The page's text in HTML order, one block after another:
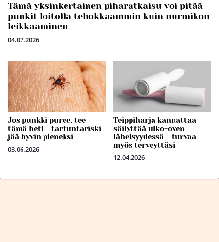
Tämä yksinkertainen piharatkaisu voi pitää
punkit loitolla tehokkaammin kuin nurmikon
leikkaaminen
04.07.2026
Jos punkki puree, tee
tämä heti – tartuntariski
jää hyvin pieneksi
03.06.2026
Teippiharja kannattaa
säilyttää ulko-oven
läheisyydessä – turvaa
myös terveyttäsi
12.04.2026